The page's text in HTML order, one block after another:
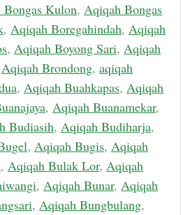
Kulon, Aqiqah Bongas
, Aqiqah Boregahindah, Aqiqah
, Aqiqah Boyong Sari, Aqiqah
Aqiqah Brondong, aqiqah
, Aqiqah Buahkapas, Aqiqah
, Aqiqah Buanamekar,
Budiasih, Aqiqah Budiharja,
, Aqiqah Bugis, Aqiqah
, Aqiqah Bulak Lor, Aqiqah
, Aqiqah Bunar, Aqiqah
, Aqiqah Bungbulang,